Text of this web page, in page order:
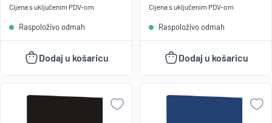
Cijena s uključenim PDV-om
Raspoloživo odmah
Dodaj u košaricu
Cijena s uključenim PDV-om
Raspoloživo odmah
Dodaj u košaricu